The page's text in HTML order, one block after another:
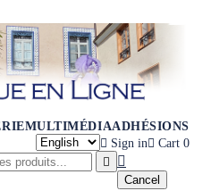
MULTIMÉDIAADHÉSIONS
 Sign in Cart 0
 
Cancel